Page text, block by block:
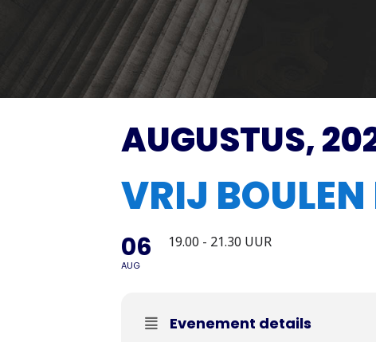
AUGUSTUS,
VRIJ
06
AUG
19.00 - 21.30 UUR
Evenement details